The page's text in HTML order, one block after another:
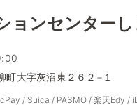
ョンセンター
町大字灰沼東２６２−１
/ Suica / PASMO / 楽天Edy /